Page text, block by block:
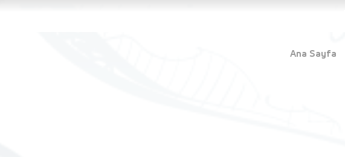
Ana Sayfa